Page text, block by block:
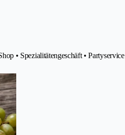
• Spezialitätengeschäft • Partyservice